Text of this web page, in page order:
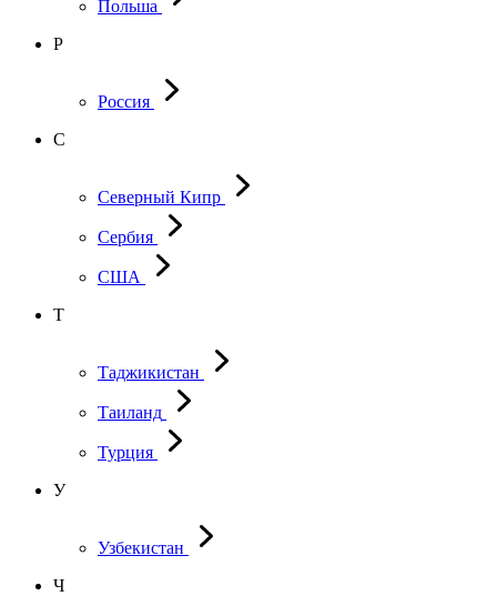
Польша
Р
Россия
С
Северный Кипр
Сербия
США
Т
Таджикистан
Таиланд
Турция
У
Узбекистан
Ч